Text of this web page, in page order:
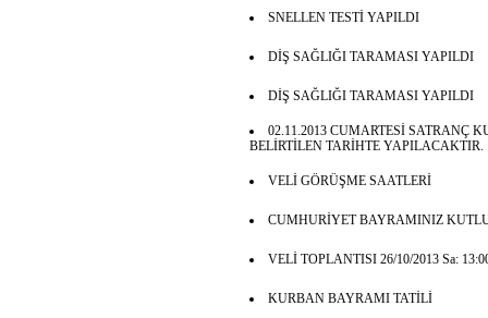
SNELLEN TESTİ YAPILDI
DİŞ SAĞLIĞI TARAMASI YAPILDI
DİŞ SAĞLIĞI TARAMASI YAPILDI
02.11.2013 CUMARTESİ SATRANÇ
BELİRTİLEN TARİHTE YAPILACAKTIR.
VELİ GÖRÜŞME SAATLERİ
CUMHURİYET BAYRAMINIZ
VELİ TOPLANTISI 26/10/2013 Sa:
KURBAN BAYRAMI TATİLİ